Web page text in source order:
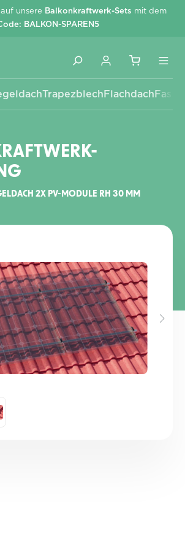
unsere Balkonkraftwerk-Sets mit dem
BALKON-SPAREN5
Trapezblech Flachdach
2X PV-MODULE RH 30 MM